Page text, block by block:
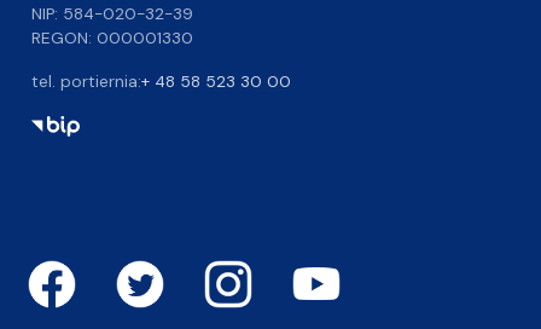
NIP: 584-020-32-39
REGON: 000001330
tel. portiernia:+ 48 58 523 30 00